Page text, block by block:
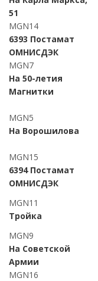
51
MGN14
6393 Постамат
ОМНИСДЭК
MGN7
На 50-летия
Магнитки
MGN5
На Ворошилова
MGN15
6394 Постамат
ОМНИСДЭК
MGN11
Тройка
MGN9
На Советской
Армии
MGN16